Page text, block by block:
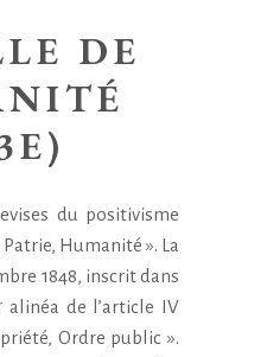
DE
du positivisme
Humanité ». La
1848, inscrit dans
alinéa de l’article IV
Ordre public ».